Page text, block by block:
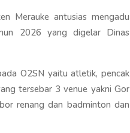
Merauke antusias mengadu
2026 yang digelar Dinas
O2SN yaitu atletik, pencak
tersebar 3 venue yakni Gor
renang dan badminton dan